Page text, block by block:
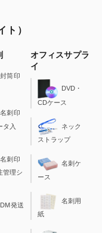
ト）
封筒印
名刺印
タ入
名刺印
管理シ
DM発送
オフィスサプラ
イ
DVD・
CDケース
ネック
ストラップ
名刺ケ
ース
名刺用
紙